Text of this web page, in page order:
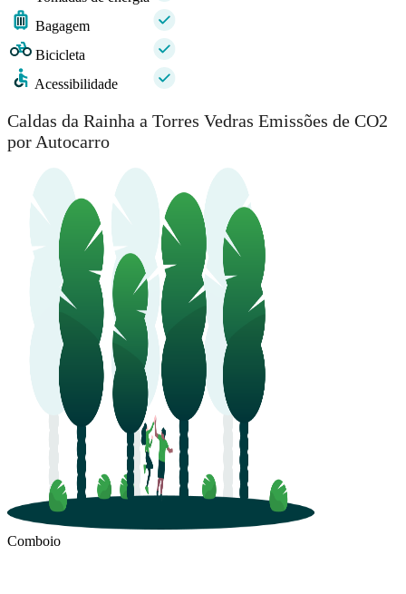
Bagagem
Bicicleta
Acessibilidade
Caldas da Rainha a Torres Vedras Emissões de CO2
por Autocarro
Comboio